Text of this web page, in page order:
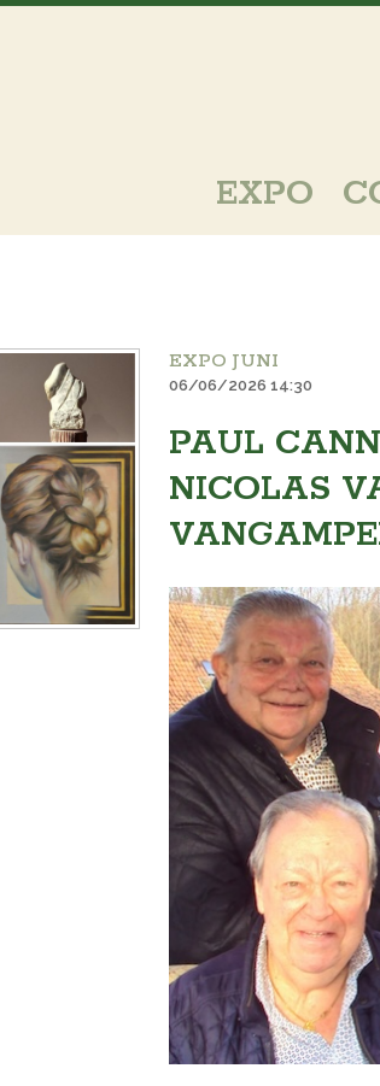
EXPO
EXPO JUNI
06/06/2026 14:30
PAUL
NICOLAS